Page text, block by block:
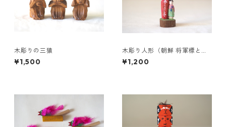
木彫りの三猿
¥1,500
木彫り人形（朝鮮 将軍標と農
民）
¥1,200